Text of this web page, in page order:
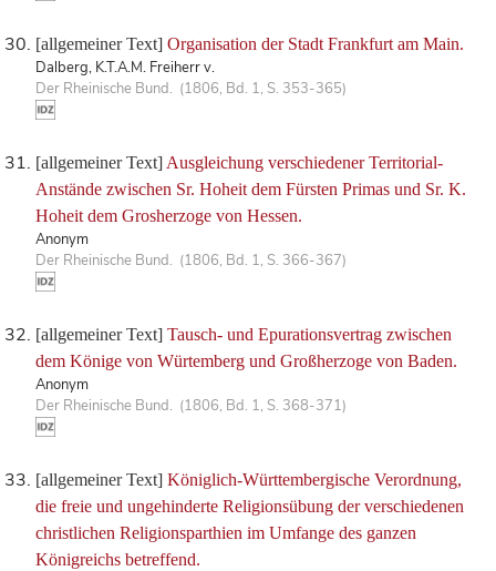
[allgemeiner Text] Organisation der Stadt Frankfurt am Main.
Dalberg, K.T.A.M. Freiherr v.
Der Rheinische Bund. (1806, Bd. 1, S. 353-365)
[allgemeiner Text] Ausgleichung verschiedener Territorial-
Anstände zwischen Sr. Hoheit dem Fürsten Primas und Sr. K.
Hoheit dem Grosherzoge von Hessen.
Anonym
Der Rheinische Bund. (1806, Bd. 1, S. 366-367)
[allgemeiner Text] Tausch- und Epurationsvertrag zwischen
dem Könige von Würtemberg und Großherzoge von Baden.
Anonym
Der Rheinische Bund. (1806, Bd. 1, S. 368-371)
[allgemeiner Text] Königlich-Württembergische Verordnung,
die freie und ungehinderte Religionsübung der verschiedenen
christlichen Religionsparthien im Umfange des ganzen
Königreichs betreffend.